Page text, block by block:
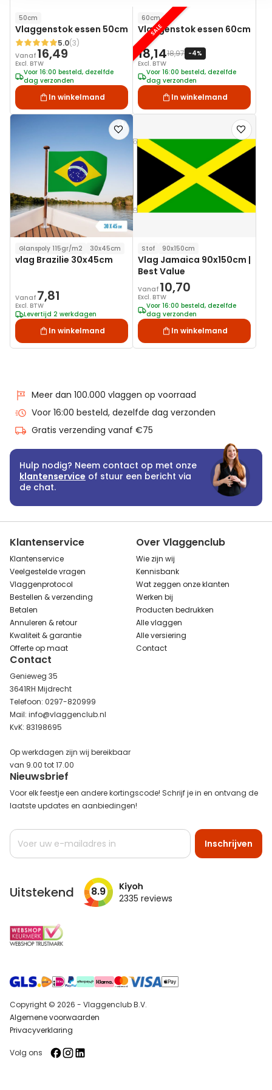
50cm
Vlaggenstok essen 50cm
Waardering:
5.0(3)
Vanaf 16,49
Excl. BTW
Voor 16:00 besteld, dezelfde
dag verzonden
In winkelmand
SALE
60cm
Vlaggenstok essen 60cm
18,1418,97 -4%
Excl. BTW
Voor 16:00 besteld, dezelfde
dag verzonden
In winkelmand
Voeg
toe
Glanspoly 115gr/m2 30x45cm
vlag Brazilie 30x45cm
Vanaf 7,81
Excl. BTW
Levertijd 2 werkdagen
In winkelmand
Voeg
toe
aan
Stof 90x150cm
Vlag Jamaica 90x150cm |
Best Value
Vanaf 10,70
Excl. BTW
Voor 16:00 besteld, dezelfde
dag verzonden
In winkelmand
Meer dan 100.000 vlaggen op voorraad
Voor 16:00 besteld, dezelfde dag verzonden
Gratis verzending vanaf €75
Hulp nodig? Neem contact op met onze
klantenservice of stuur een bericht via
de chat.
Klantenservice
Klantenservice
Veelgestelde vragen
Vlaggenprotocol
Bestellen & verzending
Betalen
Annuleren & retour
Kwaliteit & garantie
Offerte op maat
Over Vlaggenclub
Wie zijn wij
Kennisbank
Wat zeggen onze klanten
Werken bij
Producten bedrukken
Alle vlaggen
Alle versiering
Contact
Contact
Genieweg 35
3641RH Mijdrecht
Telefoon: 0297-820999
Mail: info@vlaggenclub.nl
KvK: 83198695
Op werkdagen zijn wij bereikbaar
van 9.00 tot 17.00
Nieuwsbrief
Voor elk feestje een andere kortingscode! Schrijf je in en ontvang de
laatste updates en aanbiedingen!
Abonneer
op
Inschrijven
Uitstekend 8.9 2335 reviews
Copyright © 2026 - Vlaggenclub B.V.
Algemene voorwaarden
Privacyverklaring
Volg ons